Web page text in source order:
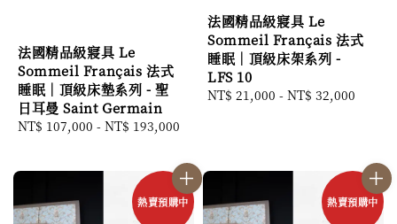
法國精品級寢具 Le
Sommeil Français 法式
睡眠｜頂級床墊系列 - 聖
日耳曼 Saint Germain
Regular
NT$ 107,000 - NT$ 193,000
法國精品級寢具 Le
Sommeil Français 法式
睡眠｜頂級床架系列 -
LFS 10
Regular
NT$ 21,000 - NT$ 32,000
熱賣預購中 熱賣預購中